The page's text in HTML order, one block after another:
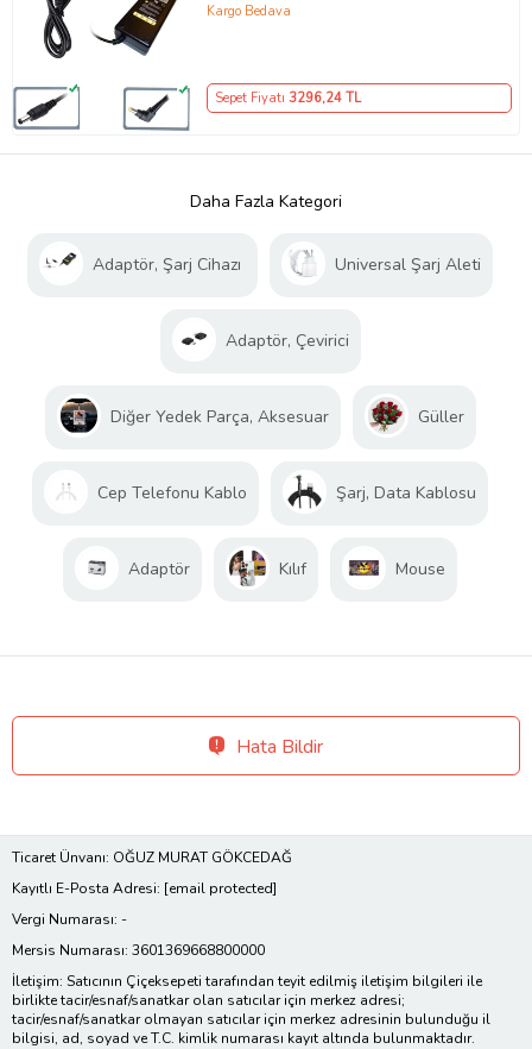
Kargo Bedava
Sepet Fiyatı 3296,24 TL
Daha Fazla Kategori
Adaptör, Şarj Cihazı Universal Şarj Aleti
Adaptör, Çevirici
Diğer Yedek Parça, Aksesuar Güller
Cep Telefonu Kablo Şarj, Data Kablosu
Adaptör Kılıf Mouse
Hata Bildir
Ticaret Ünvanı: OĞUZ MURAT GÖKCEDAĞ
Kayıtlı E-Posta Adresi: [email protected]
Vergi Numarası: -
Mersis Numarası: 3601369668800000
İletişim: Satıcının Çiçeksepeti tarafından teyit edilmiş iletişim bilgileri ile
birlikte tacir/esnaf/sanatkar olan satıcılar için merkez adresi;
tacir/esnaf/sanatkar olmayan satıcılar için merkez adresinin bulunduğu il
bilgisi, ad, soyad ve T.C. kimlik numarası kayıt altında bulunmaktadır.